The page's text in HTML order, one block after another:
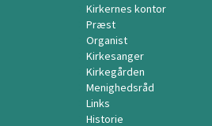
Kirkernes kontor
Præst
Organist
Kirkesanger
Kirkegården
Menighedsråd
Links
Historie